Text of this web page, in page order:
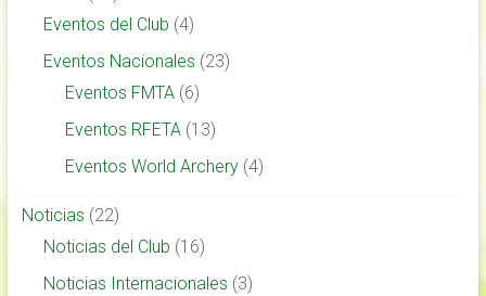
Eventos del Club (4)
Eventos Nacionales (23)
Eventos FMTA(6)
Eventos RFETA(13)
Eventos World Archery(4)
Noticias (22)
Noticias del Club (16)
Noticias Internacionales (3)